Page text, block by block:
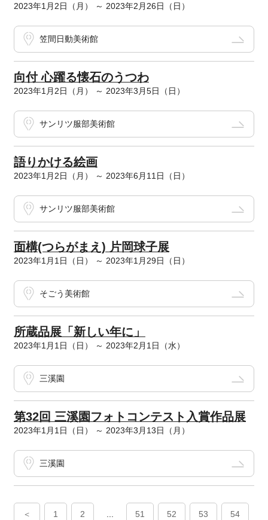
2023年1月2日（月） ～ 2023年2月26日（日）
笠間日動美術館
向付 心躍る懐石のうつわ
2023年1月2日（月） ～ 2023年3月5日（日）
サンリツ服部美術館
語りかける絵画
2023年1月2日（月） ～ 2023年6月11日（日）
サンリツ服部美術館
面構(つらがまえ) 片岡球子展
2023年1月1日（日） ～ 2023年1月29日（日）
そごう美術館
所蔵品展「新しい年に」
2023年1月1日（日） ～ 2023年2月1日（水）
三溪園
第32回 三溪園フォトコンテスト入賞作品展
2023年1月1日（日） ～ 2023年3月13日（月）
三溪園
＜ 1 2 51 52 53 54